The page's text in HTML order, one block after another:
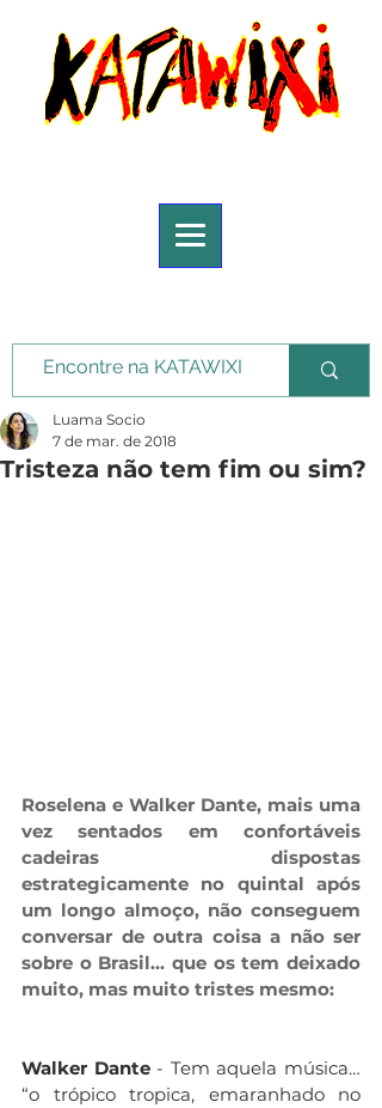
Tristeza não tem fim ou sim?
Luama Socio
7 de mar. de 2018
Roselena e Walker Dante, mais uma
vez sentados em confortáveis
cadeiras dispostas
estrategicamente no quintal após
um longo almoço, não conseguem
conversar de outra coisa a não ser
sobre o Brasil… que os tem deixado
muito, mas muito tristes mesmo:
Walker Dante - Tem aquela música…
“o trópico tropica, emaranhado no